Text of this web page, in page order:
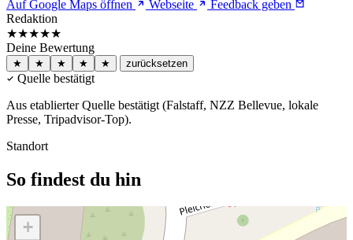
Auf Google Maps öffnen
Webseite
Feedback geben
Redaktion
★★★★★
Deine Bewertung
★ ★ ★ ★ ★ zurücksetzen
Quelle bestätigt
Aus etablierter Quelle bestätigt (Falstaff, NZZ Bellevue, lokale
Presse, Tripadvisor-Top).
Standort
So findest du hin
+